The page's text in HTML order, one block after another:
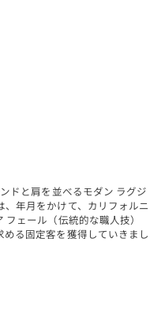
ドと肩を並べるモダン ラグジ
年月をかけて、カリフォルニ
フェール （伝統的な職人技）
める固定客を獲得していきまし